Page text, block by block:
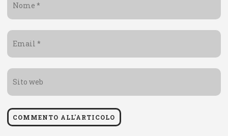
*
*
web